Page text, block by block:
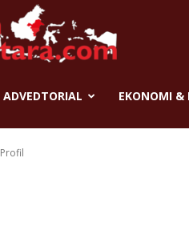
Kaltim
Nusantara
ADVEDTORIAL EKONOMI &
Profil